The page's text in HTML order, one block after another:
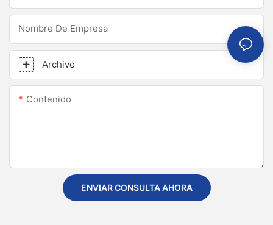
Nombre De Empresa
Archivo
Contenido
ENVIAR CONSULTA AHORA